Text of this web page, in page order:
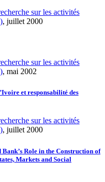
sur les activités
, juillet 2000
sur les activités
, mai 2002
et responsabilité des
sur les activités
, juillet 2000
Role in the Construction of
Markets and Social